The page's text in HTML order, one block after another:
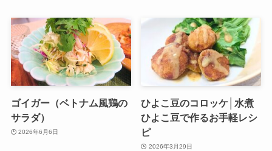
ゴイガー（ベトナム風鶏の
サラダ）
2026年6月6日
ひよこ豆のコロッケ│水煮
ひよこ豆で作るお手軽レシ
ピ
2026年3月29日